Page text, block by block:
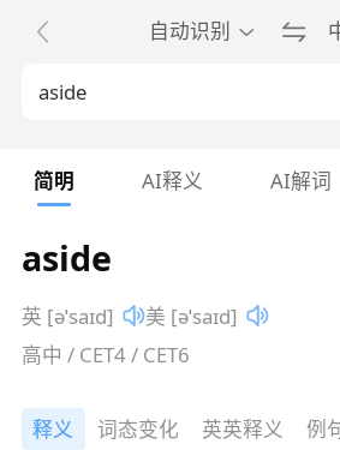
自动识别
简明 AI释义 AI解词
aside
英 [əˈsaɪd] 美 [əˈsaɪd]
高中 / CET4 / CET6
释义 词态变化 英英释义 例